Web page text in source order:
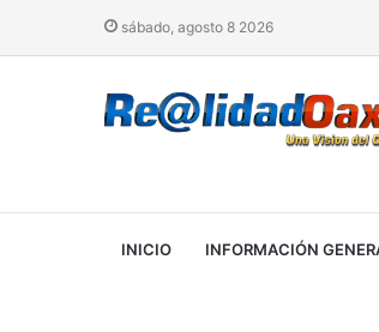
sábado, agosto 8 2026
INICIO INFORMACIÓN